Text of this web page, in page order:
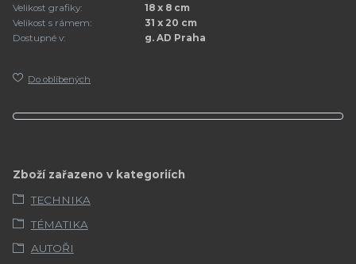
Velikost grafiky:
18 x 8 cm
Velikost s rámem:
31 x 20 cm
Dostupné v:
g. AD Praha
Do oblíbených
Zboží zařazeno v kategoriích
TECHNIKA
TÉMATIKA
AUTOŘI